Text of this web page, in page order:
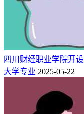
汽车与交通学院
四川财经职业学院开
大学专业 2025-05-22